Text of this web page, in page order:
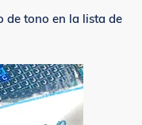
de tono en la lista de